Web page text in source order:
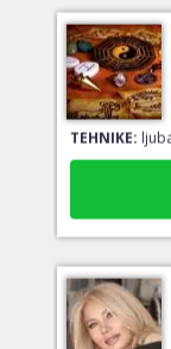
TEHNIKE: